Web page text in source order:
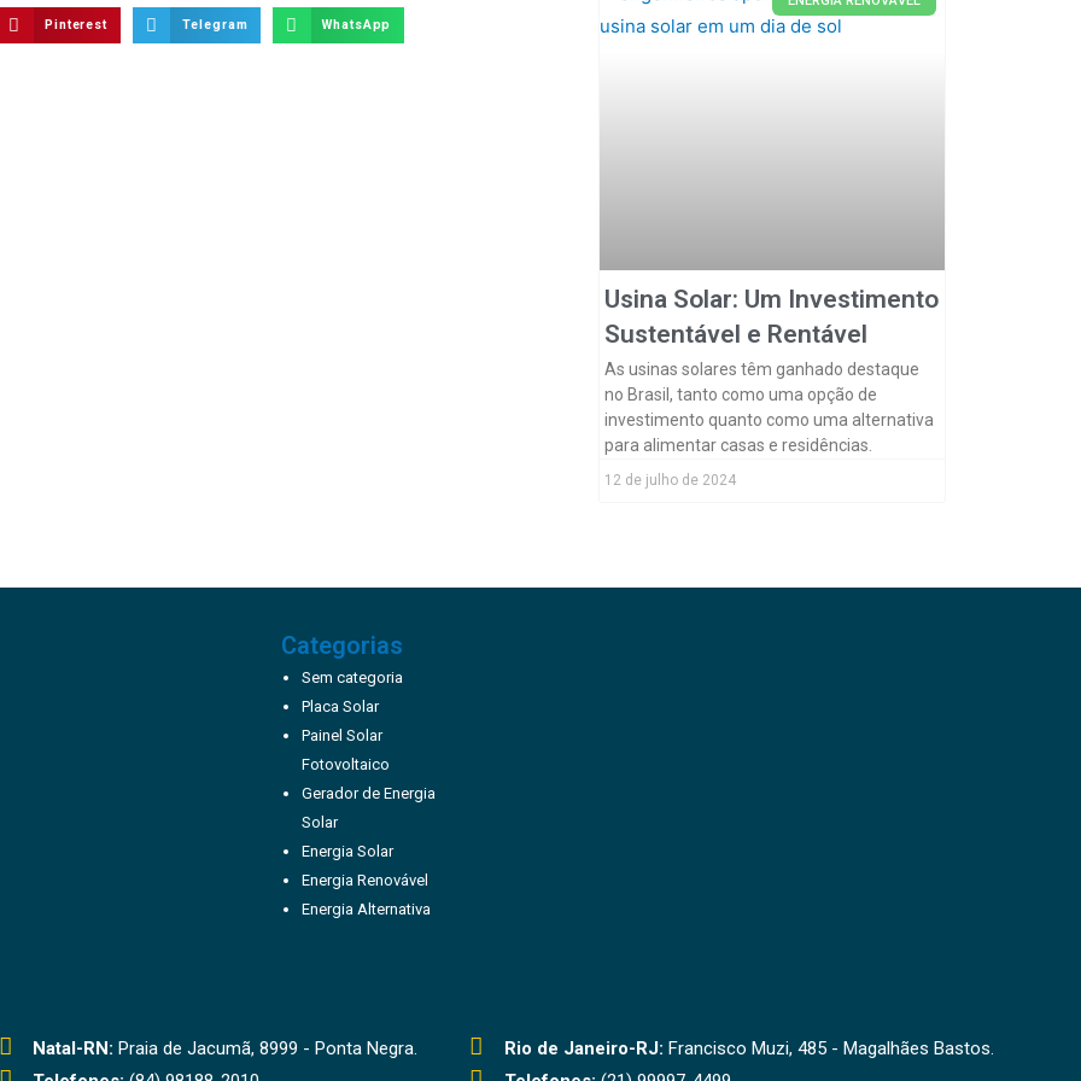
Pinterest Telegram WhatsApp
Usina Solar: Um Investimento
Sustentável e Rentável
As usinas solares têm ganhado destaque
no Brasil, tanto como uma opção de
investimento quanto como uma alternativa
para alimentar casas e residências.
12 de julho de 2024
Categorias
Sem categoria
Placa Solar
Painel Solar
Fotovoltaico
Gerador de Energia
Solar
Energia Solar
Energia Renovável
Energia Alternativa
Natal-RN: Praia de Jacumã, 8999 - Ponta Negra.
Rio de Janeiro-RJ: Francisco Muzi, 485 - Magalhães Bastos.